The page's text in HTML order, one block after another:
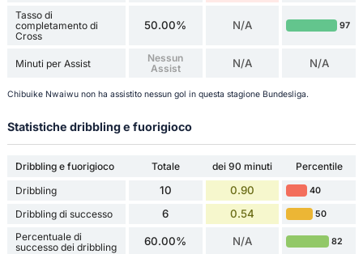
Tasso di
completamento di
Cross
50.00% N/A 97
Minuti per Assist
Nessun
Assist
N/A N/A
Chibuike Nwaiwu non ha assistito nessun gol in questa stagione Bundesliga.
Statistiche dribbling e fuorigioco
Dribbling e fuorigioco Totale dei 90 minuti
Percentile
Dribbling
10 0.90 40
Dribbling di successo 6 0.54 50
Percentuale di
successo dei dribbling
60.00% N/A 82